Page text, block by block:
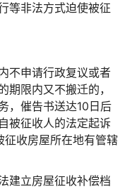
等非法方式迫使被征
不申请行政复议或者
期限内又不搬迁的，
，催告书送达10日后
被征收人的法定起诉
收房屋所在地有管辖
建立房屋征收补偿档